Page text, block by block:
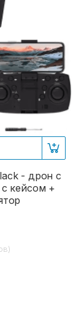
- дрон с
кейсом +